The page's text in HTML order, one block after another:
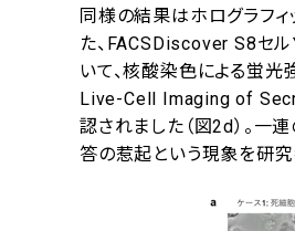
同様の結果はホログラフィ
た、FACSDiscover S8セ
いて、核酸染色による蛍光
Live-Cell Imaging of
認されました（図2d）。
答の惹起という現象を研究